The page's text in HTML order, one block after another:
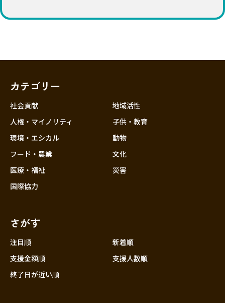
石川
近畿
中国
カテゴリー
社会貢献
人権・マイノリティ
環境・エシカル
フード・農業
医療・福祉
国際協力
地域活性
子供・教育
動物
文化
災害
さがす
注目順
新着順
支援金額順
支援人数順
終了日が近い順